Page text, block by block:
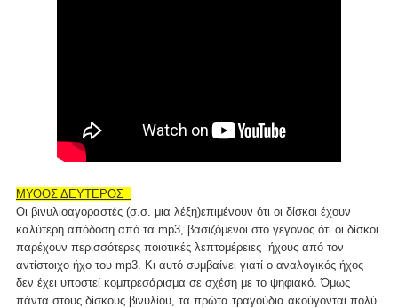
ΜΥΘΟΣ ΔΕΥΤΕΡΟΣ
Οι βινυλιοαγοραστές (σ.σ. μια λέξη)επιμένουν ότι οι δίσκοι έχουν
καλύτερη απόδοση από τα mp3, βασιζόμενοι στο γεγονός ότι οι δίσκοι
παρέχουν περισσότερες ποιοτικές λεπτομέρειες ήχους από τον
αντίστοιχο ήχο του mp3. Κι αυτό συμβαίνει γιατί ο αναλογικός ήχος
δεν έχει υποστεί κομπρεσάρισμα σε σχέση με το ψηφιακό. Όμως
πάντα στους δίσκους βινυλίου, τα πρώτα τραγούδια ακούγονται πολύ